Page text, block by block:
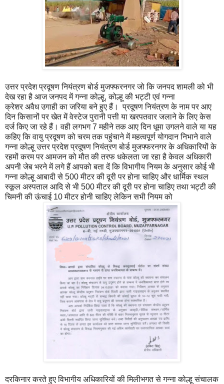
उत्तर प्रदेश प्रदूषण नियंत्रण बोर्ड मुजफ्फरनगर जो कि जनपद शामली को भी
देख रहा है आज जनपद में गन्ना कोल्हू, कोल्हू की भट्टी एवं गन्ना
क्रेशर अवैध उगाही का जरिया बने हुए हैं। प्रदूषण नियंत्रण के नाम पर आए
दिन किसानों पर खेत में वेस्टेज पुरानी पत्ती या खरपतवार जलाने के लिए केस
दर्ज किए जा रहे हैं। वही लगभग 7 महीने तक आए दिन धूमा उगलने वाले या यह
कहिए कि वायु प्रदूषण को चरम तक पहुंचाने में महत्वपूर्ण योगदान निभाने वाले
गन्ना कोल्हू उत्तर प्रदेश प्रदूषण नियंत्रण बोर्ड मुजफ्फरनगर के अधिकारियों के
रहमों करम पर आमजन को मौत की तरफ धकेलता जा रहा है केवल अधिकारी
अपनी जेब भरने में लगे हैं आपको बता दें कि विभागीय नियम के अनुसार कोई भी
गन्ना कोल्हू आबादी से 500 मीटर की दूरी पर होना चाहिए और धार्मिक स्थल
स्कूल अस्पताल आदि से भी 500 मीटर की दूरी पर होना चाहिए तथा भट्टी की
चिमनी की ऊंचाई 10 मीटर होनी चाहिए लेकिन सभी नियम को
दरकिनार करते हुए विभागीय अधिकारियों की मिलीभगत से गन्ना कोल्हू संचालक